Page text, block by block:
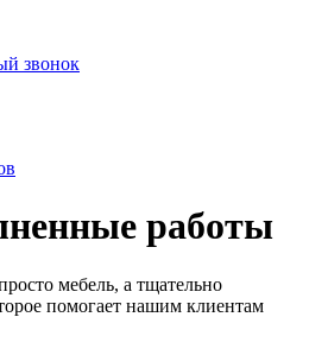
звонок
работы
мебель, а тщательно
помогает нашим клиентам